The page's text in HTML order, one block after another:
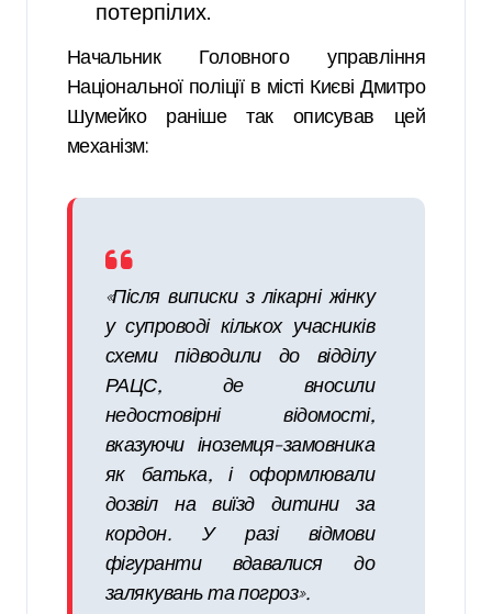
потерпілих.
Начальник Головного управління
Національної поліції в місті Києві Дмитро
Шумейко раніше так описував цей
механізм:
«Після виписки з лікарні жінку
у супроводі кількох учасників
схеми підводили до відділу
РАЦС, де вносили
недостовірні відомості,
вказуючи іноземця-замовника
як батька, і оформлювали
дозвіл на виїзд дитини за
кордон. У разі відмови
фігуранти вдавалися до
залякувань та погроз».